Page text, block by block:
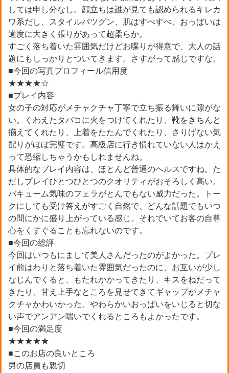
しては申し分なし。顔立ちは誰が見ても認められるキレカ
ワ系だし、スタイルバツグン、肌はすべすべ、おっぱいは
適度に大きく張りがあって超柔らか。
すごく落ち着いた雰囲気だけどお喋りが得意で、大人の話
題にもしっかりとついてきます。さすがって感じですな。
■今回の写真プロフィール信用度
★★★★☆
■プレイ内容
女の子の対応がメチャクチャ丁寧で立ち振る舞いに隙がな
い。くわえたタバコに火をつけてくれたり、靴をきちんと
揃えてくれたり、上着をたたんでくれたり、さりげない気
配りがほぼ完璧です。高級店に行き慣れていない人はかえ
って恐縮しちゃうかもしれませんね。
具体的なプレイ内容は、ほとんど普通のヘルスですね。た
だしプレイひとつひとつのクオリティがおそろしく高い。
バキューム気味のフェラがとんでもない威力だった。トー
クにしても受け答えがすごく自然で、どんな話題でもいつ
の間にかに盛り上がっている感じ。それでいてお客の自尊
心をくすぐることも忘れないのです。
■今回の総評
今回はいつもにまして美人さんだったのがよかった。プレ
イ前はわりと落ち着いた雰囲気だったのに、お互いが少し
なじんでくると、もたれかかってきたり、キスをねだって
きたり、甘え上手なところを見せてきてギャップがメチャ
クチャかわいかった。やわらかいおっぱいをいじると切な
い声でアンアン喘いでくれるところもよかったです。
■今回の満足度
★★★★★
■このお店の良いところ
男の店員も親切